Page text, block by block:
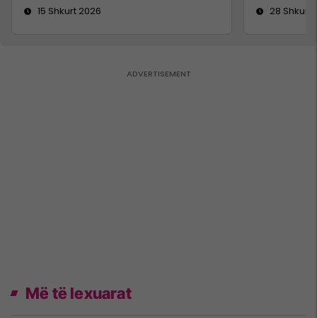
15 Shkurt 2026
28 Shkurt
Më të lexuarat